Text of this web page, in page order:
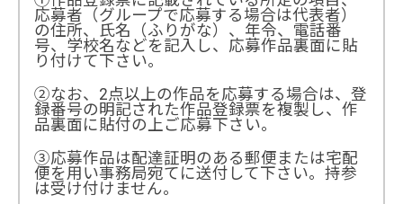
応募者（グループで応募する場合は代表者）
の住所、氏名（ふりがな）、年令、電話番
号、学校名などを記入し、応募作品裏面に貼
り付けて下さい。
②なお、2点以上の作品を応募する場合は、登
録番号の明記された作品登録票を複製し、作
品裏面に貼付の上ご応募下さい。
③応募作品は配達証明のある郵便または宅配
便を用い事務局宛てに送付して下さい。持参
は受け付けません。